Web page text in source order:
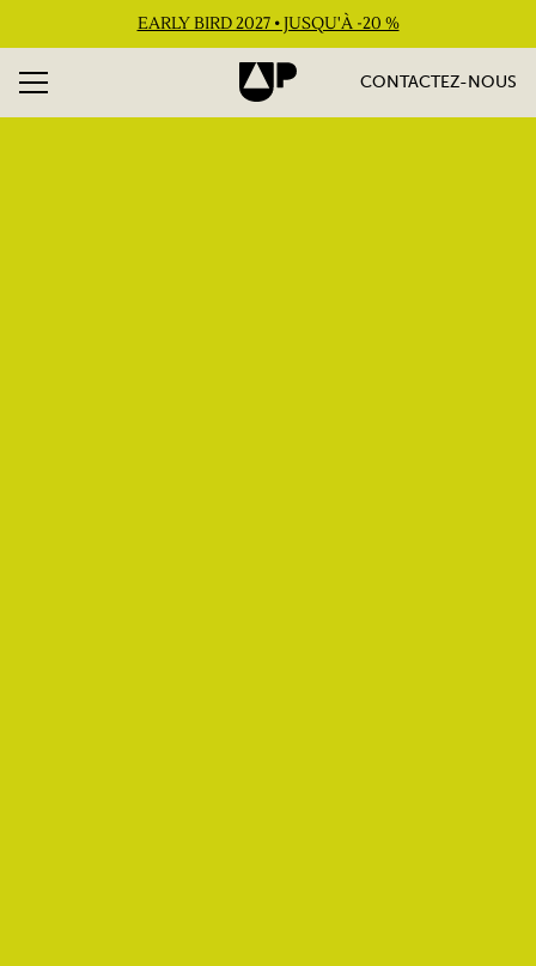
EARLY BIRD 2027 • JUSQU'À -20 %
CONTACTEZ-NOUS